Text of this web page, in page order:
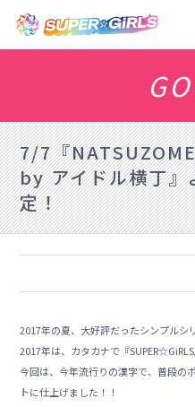
7/7『
by アイドル横丁』
定！
2017年の夏、大好評だったシンプルシ
2017年は、カタカナで『
今回は、今年流行りの漢字で、普段の
トに仕上げました！！